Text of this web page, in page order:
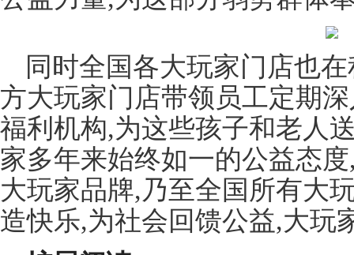
同时全国各大玩家门店也
方大玩家门店带领员工定期
福利机构,为这些孩子和老人
家多年来始终如一的公益态
大玩家品牌,乃至全国所有大
造快乐,为社会回馈公益,大玩